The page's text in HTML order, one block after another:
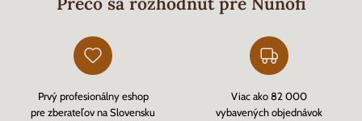
Prvý profesionálny eshop
pre zberateľov na Slovensku
Viac ako 82 000
vybavených objednávok